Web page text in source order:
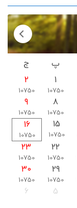
پ
ج
1
10750
2
10750
8
10750
9
10750
15
10750
16
10750
22
10750
23
10750
29
10750
30
10750
5
6